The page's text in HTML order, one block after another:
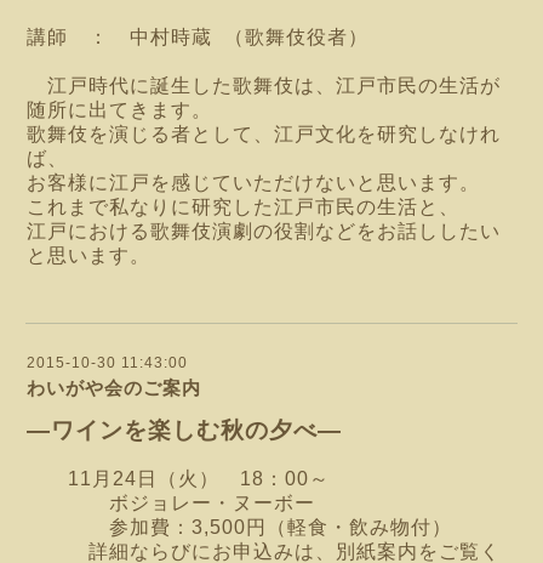
講師 ： 中村時蔵 （歌舞伎役者）
江戸時代に誕生した歌舞伎は、江戸市民の生活が
随所に出てきます。
歌舞伎を演じる者として、江戸文化を研究しなけれ
ば、
お客様に江戸を感じていただけないと思います。
これまで私なりに研究した江戸市民の生活と、
江戸における歌舞伎演劇の役割などをお話ししたい
と思います。
2015-10-30 11:43:00
わいがや会のご案内
―ワインを楽しむ秋の夕べ―
11月24日（火） 18：00～
ボジョレー・ヌーボー
参加費：3,500円（軽食・飲み物付）
詳細ならびにお申込みは、別紙案内をご覧く